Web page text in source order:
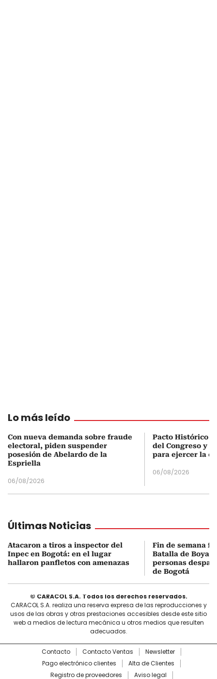
Lo más leído
Con nueva demanda sobre fraude
electoral, piden suspender
posesión de Abelardo de la
Espriella
06/08/2026
Pacto Histórico
del Congreso y
para ejercer la
06/08/2026
Últimas Noticias
Atacaron a tiros a inspector del
Inpec en Bogotá: en el lugar
hallaron panfletos con amenazas
Fin de semana
Batalla de
personas
de Bogotá
© CARACOL S.A. Todos los derechos reservados.
CARACOL S.A. realiza una reserva expresa de las reproducciones y
usos de las obras y otras prestaciones accesibles desde este sitio
web a medios de lectura mecánica u otros medios que resulten
adecuados.
Contacto Contacto Ventas
Newsletter
Pago electrónico clientes
Alta de Clientes
Registro de proveedores
Aviso legal